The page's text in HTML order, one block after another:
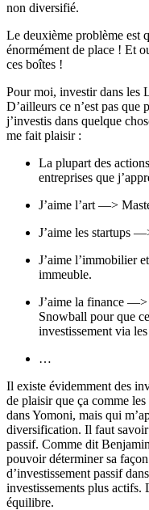
non diversifié.
Le deuxième problème est
énormément de place ! Et
ces boîtes !
Pour moi, investir dans les
D’ailleurs ce n’est pas
j’investis dans quelque
me fait plaisir :
La plupart des
entreprises que
J’aime l’art —>
J’aime les startups
J’aime l’immobilier
immeuble.
J’aime la finance —>
Snowball pour que
investissement via
…
Il existe évidemment des
de plaisir que ça comme
dans Yomoni, mais qui
diversification. Il faut
passif. Comme dit
pouvoir déterminer sa
d’investissement passif
investissements plus actifs.
équilibre.